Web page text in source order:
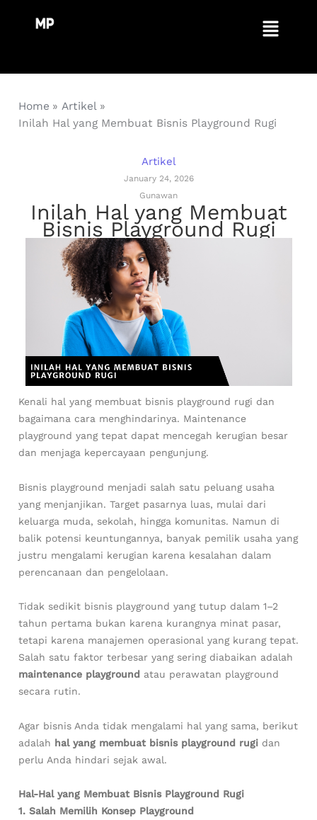
Menu
Home
Artikel
Inilah Hal yang Membuat Bisnis Playground Rugi
Artikel
January 24, 2026
Gunawan
Inilah Hal yang Membuat
Bisnis Playground Rugi
Kenali hal yang membuat bisnis playground rugi dan
bagaimana cara menghindarinya. Maintenance
playground yang tepat dapat mencegah kerugian besar
dan menjaga kepercayaan pengunjung.
Bisnis playground menjadi salah satu peluang usaha
yang menjanjikan. Target pasarnya luas, mulai dari
keluarga muda, sekolah, hingga komunitas. Namun di
balik potensi keuntungannya, banyak pemilik usaha yang
justru mengalami kerugian karena kesalahan dalam
perencanaan dan pengelolaan.
Tidak sedikit bisnis playground yang tutup dalam 1–2
tahun pertama bukan karena kurangnya minat pasar,
tetapi karena manajemen operasional yang kurang tepat.
Salah satu faktor terbesar yang sering diabaikan adalah
maintenance playground atau perawatan playground
secara rutin.
Agar bisnis Anda tidak mengalami hal yang sama, berikut
adalah hal yang membuat bisnis playground rugidan
perlu Anda hindari sejak awal.
Hal-Hal yang Membuat Bisnis Playground Rugi
1. Salah Memilih Konsep Playground